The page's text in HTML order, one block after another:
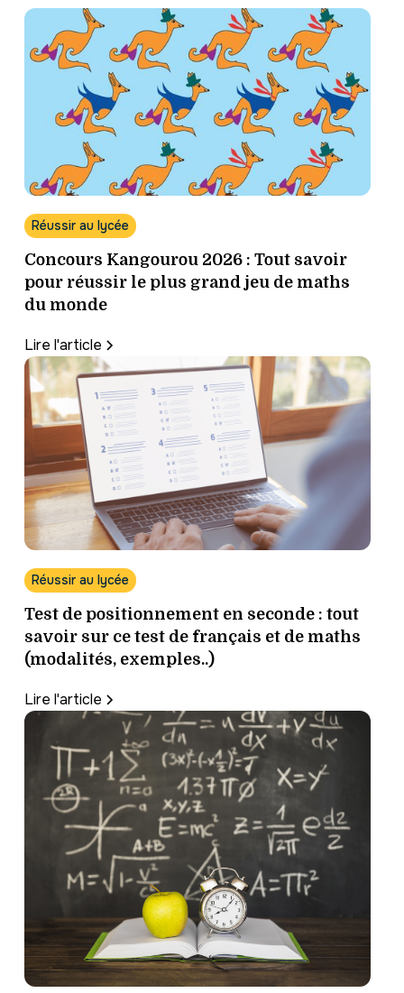
Réussir au lycée
Concours Kangourou 2026 : Tout savoir
pour réussir le plus grand jeu de maths
du monde
Lire l'article
Réussir au lycée
Test de positionnement en seconde : tout
savoir sur ce test de français et de maths
(modalités, exemples..)
Lire l'article